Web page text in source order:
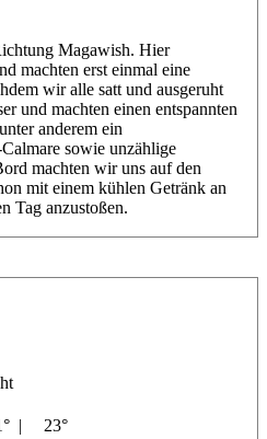
Magawish. Hier
machten erst einmal eine
wir alle satt und ausgeruht
und machten einen entspannten
anderem ein
sowie unzählige
machten wir uns auf den
mit einem kühlen Getränk an
Tag anzustoßen.
| 23°